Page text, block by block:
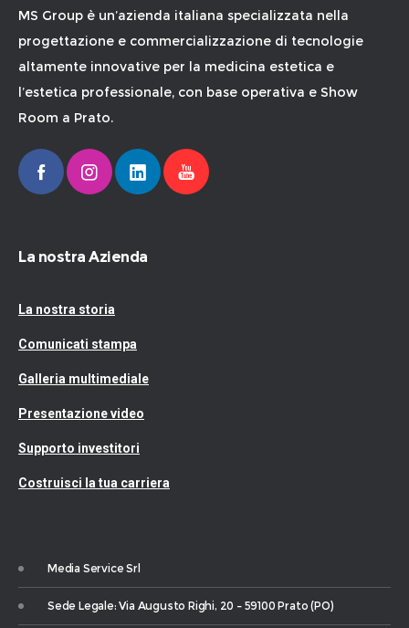
MS Group è un’azienda italiana specializzata nella
progettazione e commercializzazione di tecnologie
altamente innovative per la medicina estetica e
l’estetica professionale, con base operativa e Show
Room a Prato.
La nostra Azienda
La nostra storia
Comunicati stampa
Galleria multimediale
Presentazione video
Supporto investitori
Costruisci la tua carriera
Media Service Srl
Sede Legale: Via Augusto Righi, 20 – 59100 Prato (PO)